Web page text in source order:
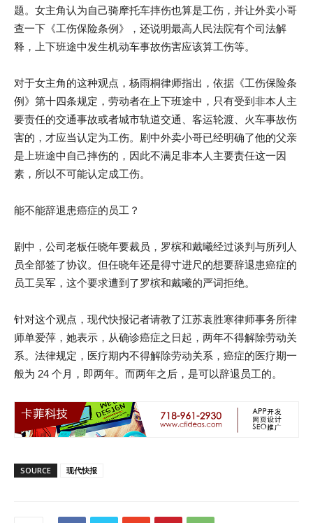
题。女主角认为自己骑摩托车摔伤也算是工伤，并让外卖小哥
查一下《工伤保险条例》，还说明最高人民法院有个司法解
释，上下班途中发生机动车事故伤害应该算工伤等。
对于女主角的这种观点，杨雨桐律师指出，依据《工伤保险条
例》第十四条规定，劳动者在上下班途中，只有受到非本人主
要责任的交通事故或者城市轨道交通、客运轮渡、火车事故伤
害的，才应当认定为工伤。剧中外卖小哥已经明确了他的父亲
是上班途中自己摔伤的，因此不满足非本人主要责任这一因
素，所以不可能认定成工伤。
能不能辞退患癌症的员工？
剧中，公司老板任晓年要裁员，罗槟和戴曦经过谈判与所列人
员全部签了协议。但任晓年还是得寸进尺的想要辞退患癌症的
员工吴军，这个要求遭到了罗槟和戴曦的严词拒绝。
针对这个观点，现代快报记者请教了江苏袁胜寒律师事务所律
师单爱萍，她表示，从确诊癌症之日起，两年不得解除劳动关
系。法律规定，医疗期内不得解除劳动关系，癌症的医疗期一
般为 24 个月，即两年。而两年之后，是可以辞退员工的。
SOURCE 现代快报